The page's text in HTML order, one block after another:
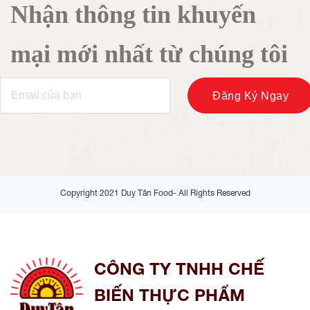
Nhận thông tin khuyến
mại mới nhất từ chúng tôi
Copyright 2021 Duy Tân Food- All Rights Reserved
CÔNG TY TNHH CHẾ
BIẾN THỰC PHẨM